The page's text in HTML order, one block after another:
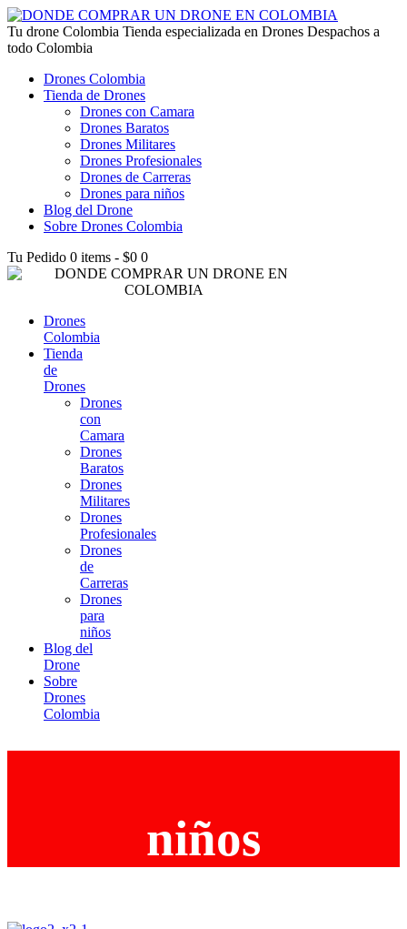
Tu drone Colombia Tienda especializada en Drones Despachos a
todo Colombia
Drones Colombia
Tienda de Drones
Drones con Camara
Drones Baratos
Drones Militares
Drones Profesionales
Drones de Carreras
Drones para niños
Blog del Drone
Sobre Drones Colombia
Tu Pedido 0 items - $0 0
Drones
Colombia
Tienda
de
Drones
Drones
con
Camara
Drones
Baratos
Drones
Militares
Drones
Profesionales
Drones
de
Carreras
Drones
para
niños
Blog del
Drone
Sobre
Drones
Colombia
niños